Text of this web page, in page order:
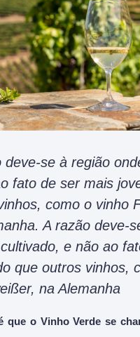
deve-se à região
fato de ser mais
como o vinho
A razão deve-
e não ao
que outros vinhos,
na Alemanha
que o Vinho Verde se